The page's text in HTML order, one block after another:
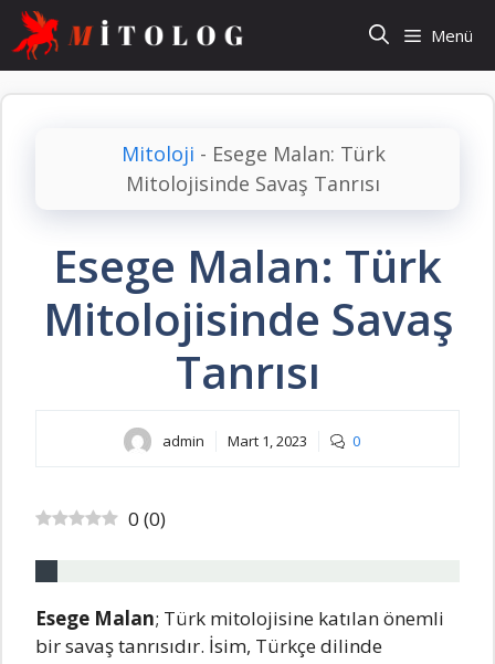
İçeriğe
atla
Menü
Mitoloji - Esege Malan: Türk
Mitolojisinde Savaş Tanrısı
Esege Malan: Türk
Mitolojisinde Savaş
Tanrısı
admin Mart 1, 2023 0
0 (0)
Esege Malan; Türk mitolojisine katılan önemli
bir savaş tanrısıdır. İsim, Türkçe dilinde